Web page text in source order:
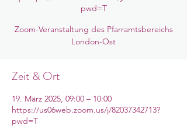
pwd=T
Zoom-Veranstaltung des Pfarramtsbereichs
London-Ost
Zeit & Ort
19. März 2025, 09:00 – 10:00
https://us06web.zoom.us/j/82037342713?
pwd=T